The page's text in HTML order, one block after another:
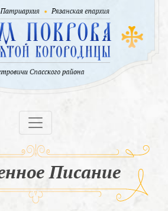
Писание